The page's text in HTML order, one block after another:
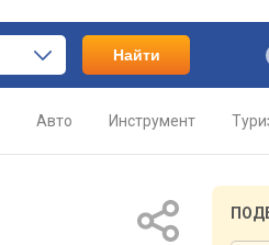
Найти
Авто Инструмент